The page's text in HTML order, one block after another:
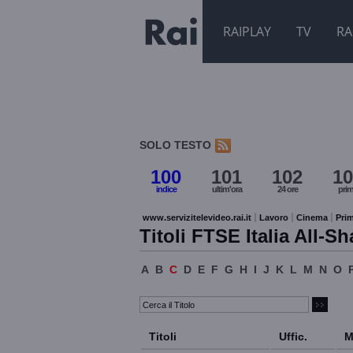
RAIPLAY TV
SOLO TESTO
100
indice
101
ultim'ora
102
24 ore
www.servizitelevideo.rai.it Lavoro Cinema
Titoli FTSE Italia All-
A B C D E F G H I J K L M N O
Titoli Uffic.